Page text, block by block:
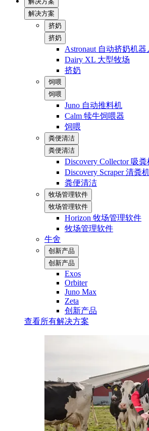
解决方案
挤奶
挤奶
Astronaut 自动挤奶机器
Dairy XL 大型牧场
挤奶
饲喂
饲喂
Juno 自动推料机
Calm 犊牛饲喂器
饲喂
粪便清洁
粪便清洁
Discovery Collector 吸粪
Discovery Scraper 清粪
粪便清洁
牧场管理软件
牧场管理软件
Horizon 牧场管理软件
牧场管理软件
牛舍
创新产品
创新产品
Exos
Orbiter
Juno Max
Zeta
创新产品
查看所有解决方案